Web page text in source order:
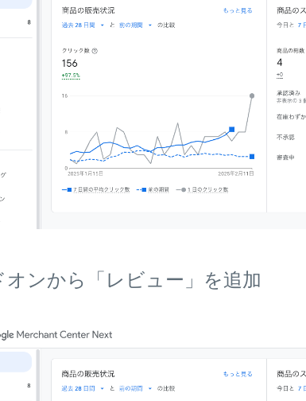
オンから「レビュー」を追加